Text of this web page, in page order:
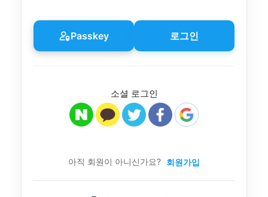
Passkey 로그인
소셜 로그인
아직 회원이 아니신가요? 회원가입